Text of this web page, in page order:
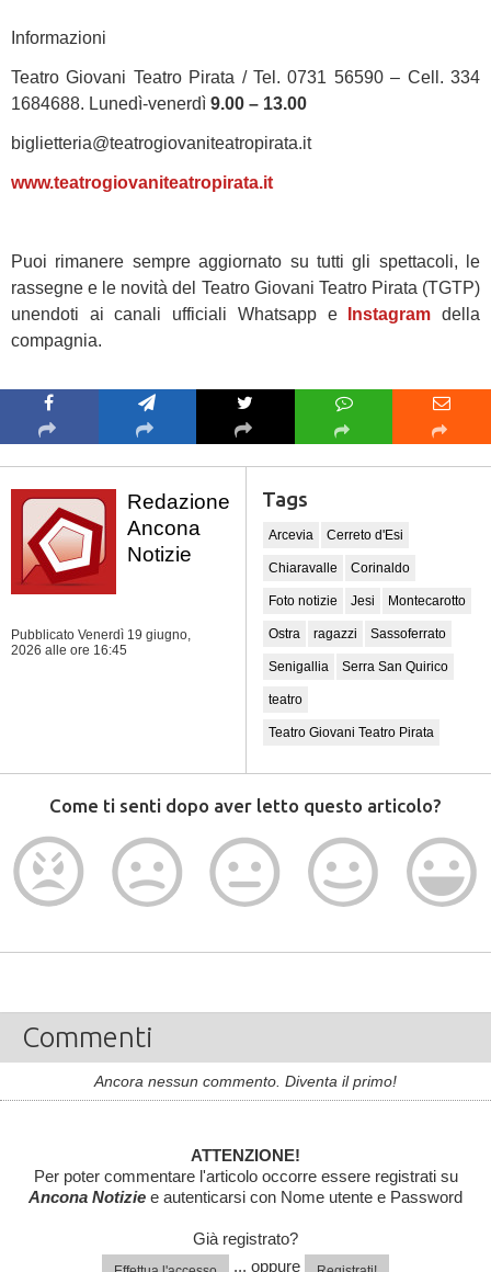
Informazioni
Teatro Giovani Teatro Pirata / Tel. 0731 56590 – Cell. 334
1684688. Lunedì-venerdì 9.00 – 13.00
biglietteria@teatrogiovaniteatropirata.it
www.teatrogiovaniteatropirata.it
Puoi rimanere sempre aggiornato su tutti gli spettacoli, le
rassegne e le novità del Teatro Giovani Teatro Pirata (TGTP)
unendoti ai canali ufficiali Whatsapp e
Instagram della
compagnia.
Redazione
Ancona
Notizie
Pubblicato Venerdì 19 giugno,
2026 alle ore 16:45
Tags
Arcevia Cerreto d'Esi
Chiaravalle Corinaldo
Foto notizie Jesi Montecarotto
Ostra ragazzi Sassoferrato
Senigallia Serra San Quirico
teatro
Teatro Giovani Teatro Pirata
Come ti senti dopo aver letto questo articolo?
Commenti
Ancora nessun commento. Diventa il primo!
ATTENZIONE!
Per poter commentare l'articolo occorre essere registrati su
Ancona Notizie e autenticarsi con Nome utente e Password
Già registrato?
... oppure